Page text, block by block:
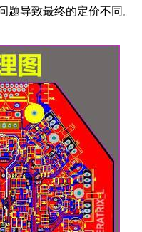
导致最终的定价不同。